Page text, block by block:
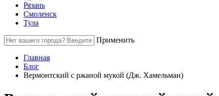
Рязань
Смоленск
Тула
Применить
Главная
Блог
Вермонтский с ржаной мукой (Дж. Хамельман)